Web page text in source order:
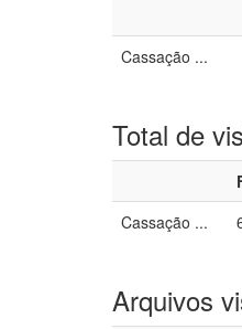
Cassação ...
Total de
Cassação ...
Arquivos